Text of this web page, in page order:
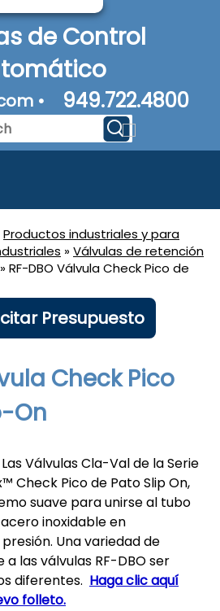
de Control
• 949.722.4800
Productos industriales y para
»Válvulas de retención
» RF-DBO Válvula Check Pico de
Presupuesto
Check Pico
On
Las Válvulas Cla-Val de la Serie
Check Pico de Pato Slip On,
suave para unirse al tubo
inoxidable en
Una variedad de
las válvulas RF-DBO ser
diferentes. Haga clic aquí
folleto.